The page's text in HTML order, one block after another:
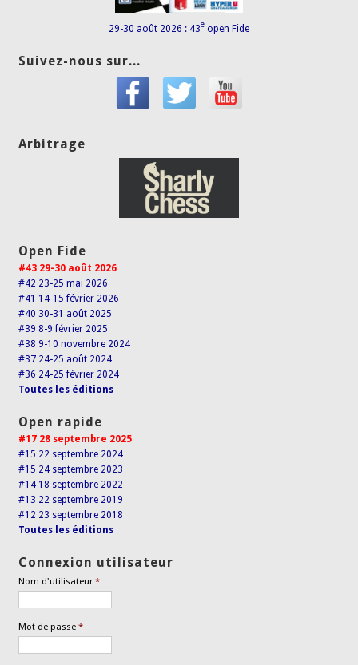
29-30 août 2026 : 43e open Fide
Suivez-nous sur...
Arbitrage
Open Fide
#43 29-30 août 2026
#42 23-25 mai 2026
#41 14-15 février 2026
#40 30-31 août 2025
#39 8-9 février 2025
#38 9-10 novembre 2024
#37 24-25 août 2024
#36 24-25 février 2024
Toutes les éditions
Open rapide
#17 28 septembre 2025
#15 22 septembre 2024
#15 24 septembre 2023
#14 18 septembre 2022
#13 22 septembre 2019
#12 23 septembre 2018
Toutes les éditions
Connexion utilisateur
Nom d'utilisateur*
Mot de passe*